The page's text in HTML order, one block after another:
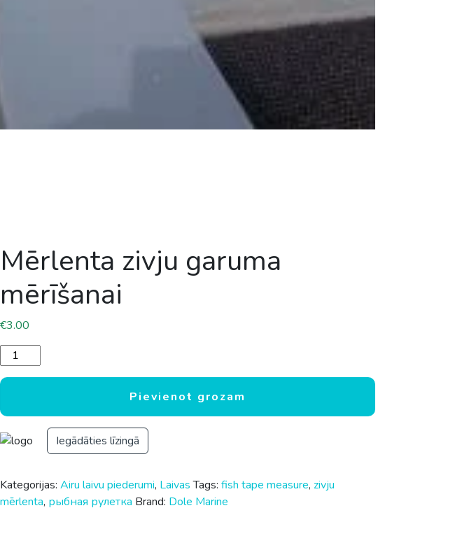
Mērlenta zivju garuma
mērīšanai
€3.00
Mērlenta zivju garuma mērīšanai daudzums
Pievienot grozam
Iegādāties līzingā
Kategorijas:Airu laivu piederumi, Laivas Tags:fish tape measure,zivju
mērlenta, рыбная рулетка Brand: Dole Marine